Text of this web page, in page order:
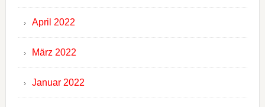
April 2022
März 2022
Januar 2022